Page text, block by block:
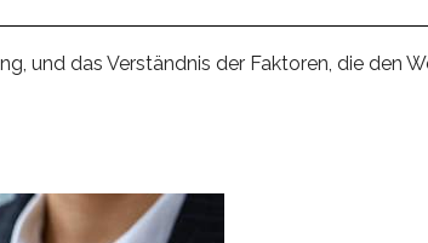
und das Verständnis der Faktoren, die den